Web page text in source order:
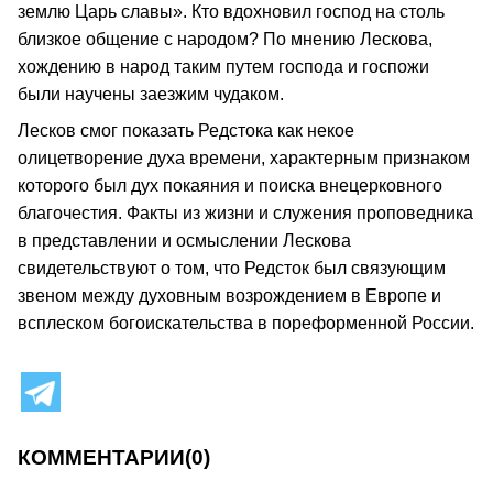
землю Царь славы». Кто вдохновил господ на столь
близкое общение с народом? По мнению Лескова,
хождению в народ таким путем господа и госпожи
были научены заезжим чудаком.
Лесков смог показать Редстока как некое
олицетворение духа времени, характерным признаком
которого был дух покаяния и поиска внецерковного
благочестия. Факты из жизни и служения проповедника
в представлении и осмыслении Лескова
свидетельствуют о том, что Редсток был связующим
звеном между духовным возрождением в Европе и
всплеском богоискательства в пореформенной России.
КОММЕНТАРИИ(0)